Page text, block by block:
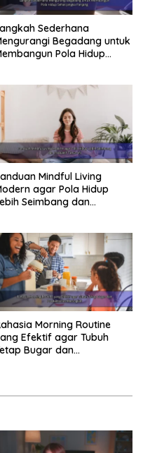
Sederhana
Begadang untuk
Pola Hidup
Mindful Living
agar Pola Hidup
Seimbang dan
Morning Routine
Efektif agar Tubuh
Bugar dan